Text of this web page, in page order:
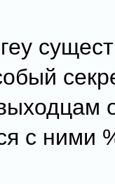
с ними